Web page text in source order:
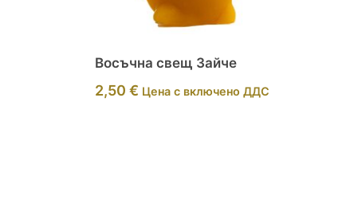
Восъчна свещ Зайче
2,50 € Цена с включено ДДС